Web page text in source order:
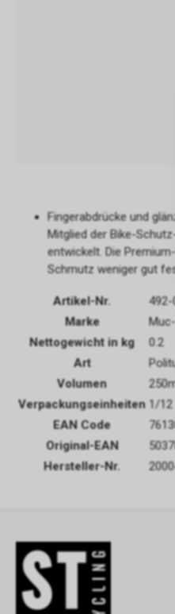
Fingerabdrücke und
Mitglied der Bike-
entwickelt. Die
Schmutz weniger gut
Artikel-Nr.
492-
Marke
Nettogewicht in kg
0.2
Art
Volumen
Verpackungseinheiten 1/12
EAN Code
Original-EAN
Hersteller-Nr.